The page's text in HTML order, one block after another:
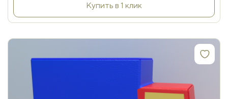
Купить в 1 клик